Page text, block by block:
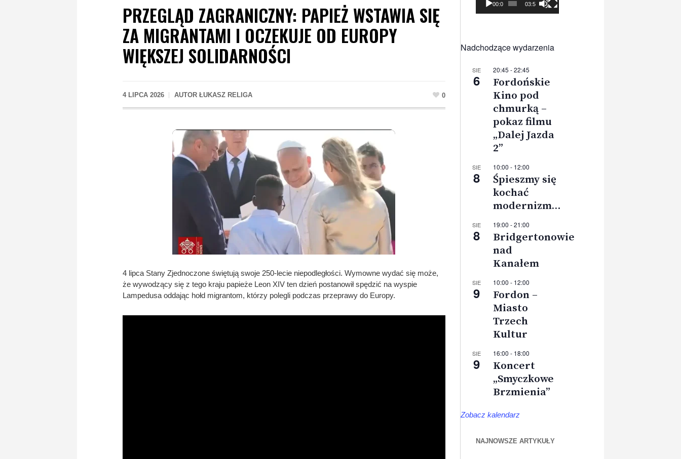
PRZEGLĄD ZAGRANICZNY: PAPIEŻ WSTAWIA SIĘ
ZA MIGRANTAMI I OCZEKUJE OD EUROPY
WIĘKSZEJ SOLIDARNOŚCI
4 LIPCA 2026 AUTOR ŁUKASZ RELIGA 0
4 lipca Stany Zjednoczone świętują swoje 250-lecie niepodległości. Wymowne wydać się może,
że wywodzący się z tego kraju papieże Leon XIV ten dzień postanowił spędzić na wyspie
Lampedusa oddając hołd migrantom, którzy polegli podczas przeprawy do Europy.
00:00 03:56
Nadchodzące wydarzenia
SIE
6
20:45 -22:45
Fordońskie
Kino pod
chmurką –
pokaz filmu
„Dalej Jazda
2”
SIE
8
10:00 - 12:00
Śpieszmy się
kochać
modernizm…
SIE
8
19:00 -21:00
Bridgertonowie
nad
Kanałem
SIE
9
10:00 - 12:00
Fordon –
Miasto
Trzech
Kultur
SIE
9
16:00 - 18:00
Koncert
„Smyczkowe
Brzmienia”
Zobacz kalendarz
NAJNOWSZE ARTYKUŁY